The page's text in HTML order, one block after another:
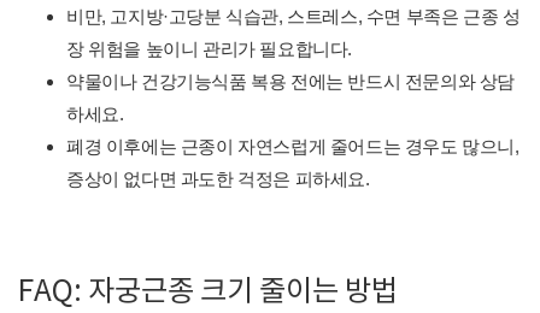
비만, 고지방·고당분 식습관, 스트레스, 수면 부족은 근종 성
장 위험을 높이니 관리가 필요합니다.
약물이나 건강기능식품 복용 전에는 반드시 전문의와 상담
하세요.
폐경 이후에는 근종이 자연스럽게 줄어드는 경우도 많으니,
증상이 없다면 과도한 걱정은 피하세요.
FAQ: 자궁근종 크기 줄이는 방법